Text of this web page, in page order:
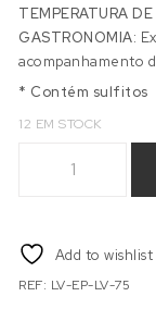
TEMPERATURA
GASTRONOMIA:
acompanhamento
* Contém sulfitos
12 EM STOCK
Add to wishlist
REF: LV-EP-LV-75